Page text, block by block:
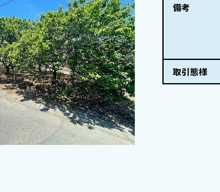
備考
取引態様